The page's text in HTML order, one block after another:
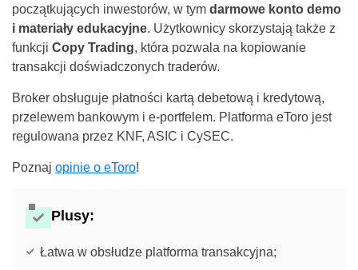
początkujących inwestorów, w tym darmowe konto demo
i materiały edukacyjne. Użytkownicy skorzystają także z
funkcji Copy Trading, która pozwala na kopiowanie
transakcji doświadczonych traderów.
Broker obsługuje płatności kartą debetową i kredytową,
przelewem bankowym i e-portfelem. Platforma eToro jest
regulowana przez KNF, ASIC i CySEC.
Poznaj opinie o eToro!
Plusy:
Łatwa w obsłudze platforma transakcyjna;